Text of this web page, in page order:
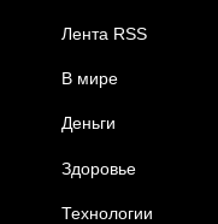
Лента RSS
В мире
Деньги
Здоровье
Технологии